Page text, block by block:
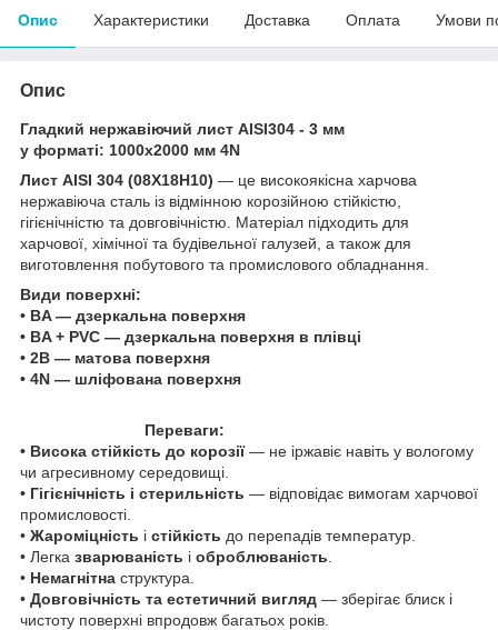
Опис Характеристики Доставка Оплата Умови
Опис
Гладкий нержавіючий лист AISI304 - 3 мм
у форматі: 1000х2000 мм 4N
Лист AISI 304 (08Х18Н10) — це високоякісна харчова
нержавіюча сталь із відмінною корозійною стійкістю,
гігієнічністю та довговічністю. Матеріал підходить для
харчової, хімічної та будівельної галузей, а також для
виготовлення побутового та промислового обладнання.
Види поверхні:
• BA — дзеркальна поверхня
• BA + PVC — дзеркальна поверхня в плівці
• 2B — матова поверхня
• 4N — шліфована поверхня
Переваги:
• Висока стійкість до корозії— не іржавіє навіть у вологому
чи агресивному середовищі.
• Гігієнічність і стерильність — відповідає вимогам харчової
промисловості.
• Жароміцність і стійкість до перепадів температур.
• Легка зварюваність і оброблюваність
• Немагнітна структура.
• Довговічність та естетичний вигляд — зберігає блиск і
чистоту поверхні впродовж багатьох років.